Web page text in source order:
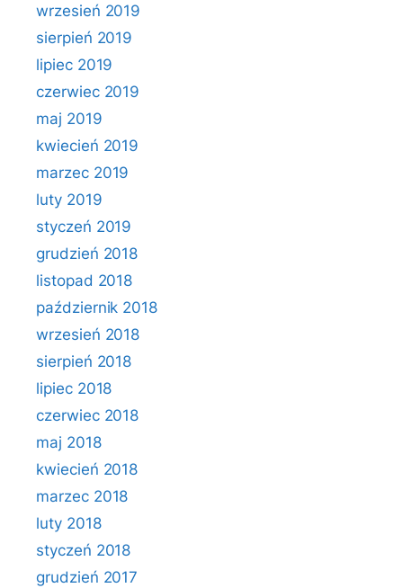
wrzesień 2019
sierpień 2019
lipiec 2019
czerwiec 2019
maj 2019
kwiecień 2019
marzec 2019
luty 2019
styczeń 2019
grudzień 2018
listopad 2018
październik 2018
wrzesień 2018
sierpień 2018
lipiec 2018
czerwiec 2018
maj 2018
kwiecień 2018
marzec 2018
luty 2018
styczeń 2018
grudzień 2017